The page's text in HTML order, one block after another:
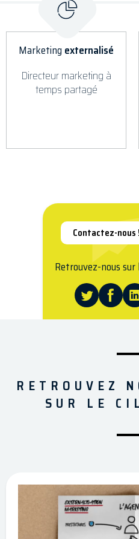
Marketing externalisé
Directeur marketing à
temps partagé
Contactez-nous !
Retrouvez-nous sur
RETROUVEZ
SUR LE